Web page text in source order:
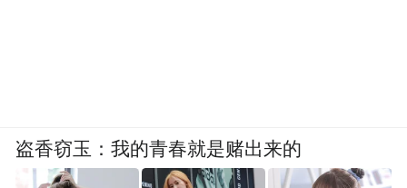
盗香窃玉：我的青春就是赌出来的